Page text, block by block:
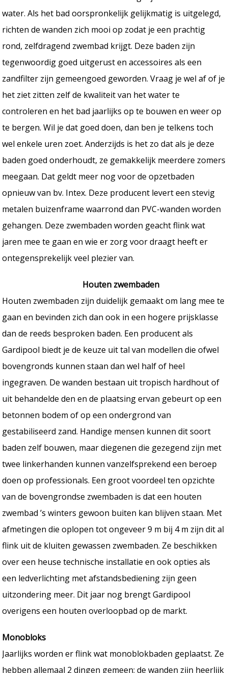
water. Als het bad oorspronkelijk gelijkmatig is uitgelegd,
richten de wanden zich mooi op zodat je een prachtig
rond, zelfdragend zwembad krijgt. Deze baden zijn
tegenwoordig goed uitgerust en accessoires als een
zandfilter zijn gemeengoed geworden. Vraag je wel af of je
het ziet zitten zelf de kwaliteit van het water te
controleren en het bad jaarlijks op te bouwen en weer op
te bergen. Wil je dat goed doen, dan ben je telkens toch
wel enkele uren zoet. Anderzijds is het zo dat als je deze
baden goed onderhoudt, ze gemakkelijk meerdere zomers
meegaan. Dat geldt meer nog voor de opzetbaden
opnieuw van bv. Intex. Deze producent levert een stevig
metalen buizenframe waarrond dan PVC-wanden worden
gehangen. Deze zwembaden worden geacht flink wat
jaren mee te gaan en wie er zorg voor draagt heeft er
ontegensprekelijk veel plezier van.
Houten zwembaden
Houten zwembaden zijn duidelijk gemaakt om lang mee te
gaan en bevinden zich dan ook in een hogere prijsklasse
dan de reeds besproken baden. Een producent als
Gardipool biedt je de keuze uit tal van modellen die ofwel
bovengronds kunnen staan dan wel half of heel
ingegraven. De wanden bestaan uit tropisch hardhout of
uit behandelde den en de plaatsing ervan gebeurt op een
betonnen bodem of op een ondergrond van
gestabiliseerd zand. Handige mensen kunnen dit soort
baden zelf bouwen, maar diegenen die gezegend zijn met
twee linkerhanden kunnen vanzelfsprekend een beroep
doen op professionals. Een groot voordeel ten opzichte
van de bovengrondse zwembaden is dat een houten
zwembad ’s winters gewoon buiten kan blijven staan. Met
afmetingen die oplopen tot ongeveer 9 m bij 4 m zijn dit al
flink uit de kluiten gewassen zwembaden. Ze beschikken
over een heuse technische installatie en ook opties als
een ledverlichting met afstandsbediening zijn geen
uitzondering meer. Dit jaar nog brengt Gardipool
overigens een houten overloopbad op de markt.
Monobloks
Jaarlijks worden er flink wat monoblokbaden geplaatst. Ze
hebben allemaal 2 dingen gemeen: de wanden zijn heerlijk